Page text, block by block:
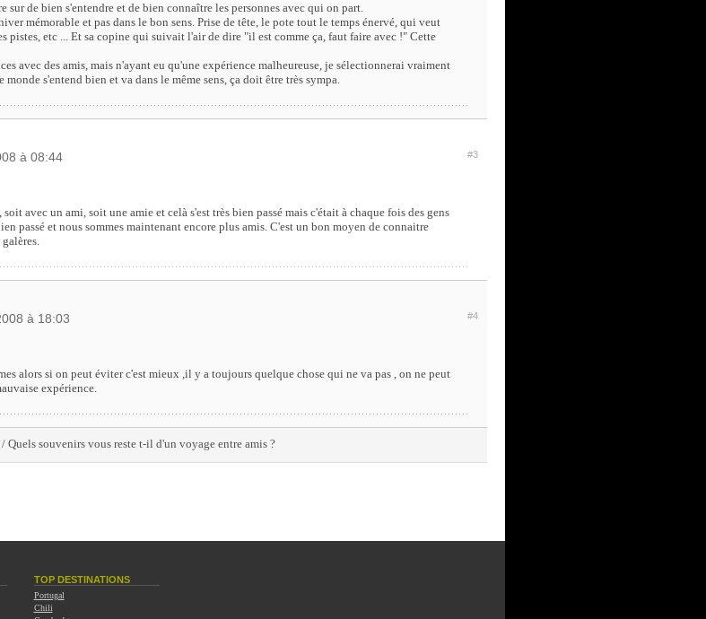
de bien s'entendre et de bien connaître les personnes avec qui on part.
mémorable et pas dans le bon sens. Prise de tête, le pote tout le temps énervé, qui veut
pistes, etc ... Et sa copine qui suivait l'air de dire "il est comme ça, faut faire avec !" Cette
avec des amis, mais n'ayant eu qu'une expérience malheureuse, je sélectionnerai vraiment
s'entend bien et va dans le même sens, ça doit être très sympa.
à 08:44 #3
avec un ami, soit une amie et celà s'est très bien passé mais c'était à chaque fois des gens
passé et nous sommes maintenant encore plus amis. C'est un bon moyen de connaitre
à 18:03 #4
alors si on peut éviter c'est mieux ,il y a toujours quelque chose qui ne va pas , on ne peut
expérience.
/ Quels souvenirs vous reste t-il d'un voyage entre amis ?
TOP DESTINATIONS
Portugal
Chili